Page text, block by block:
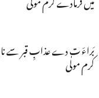
بَراءَ ت دے عذابِ قبر سے
کرم مولٰی